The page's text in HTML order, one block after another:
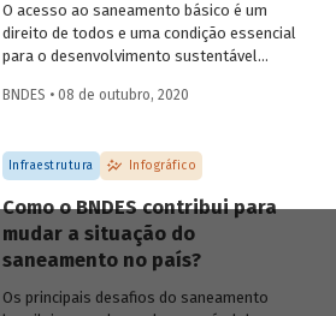
O acesso ao saneamento básico é um
direito de todos e uma condição essencial
para o desenvolvimento sustentável
importância do tema, preparamos uma
abordando conceitos, situação atual do
país, impactos para população e meio
universalização dos serviços.
BNDES • 08 de outubro, 2020
Infraestrutura Infográfico
Como o BNDES contribui para
mudar a situação do
saneamento no país?
Os principais desafios do saneamento